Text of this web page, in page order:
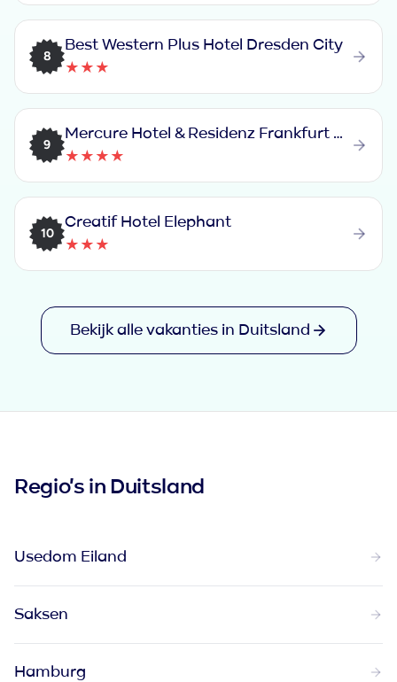
8
Best Western Plus Hotel Dresden City
★★★
9
Mercure Hotel & Residenz Frankfurt Messe
★★★★
10
Creatif Hotel Elephant
★★★
Bekijk alle vakanties in Duitsland
Regio's in Duitsland
Usedom Eiland
Saksen
Hamburg